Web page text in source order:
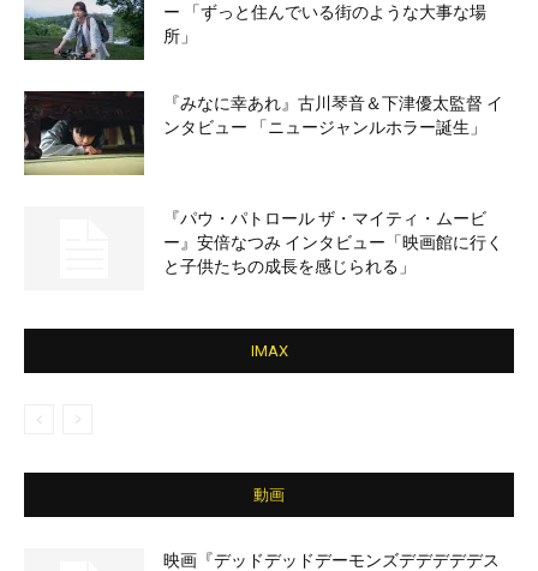
ー 「ずっと住んでいる街のような大事な場
所」
『みなに幸あれ』古川琴音＆下津優太監督 イ
ンタビュー 「ニュージャンルホラー誕生」
『パウ・パトロール ザ・マイティ・ムービ
ー』安倍なつみ インタビュー「映画館に行く
と子供たちの成長を感じられる」
IMAX
動画
映画『デッドデッドデーモンズデデデデデス